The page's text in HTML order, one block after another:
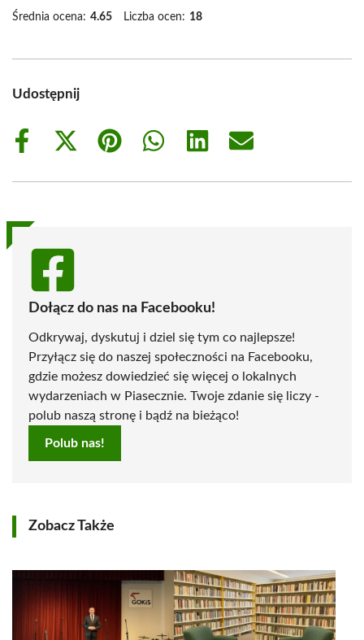
Średnia ocena: 4.65 Liczba ocen: 18
Udostępnij
Share
Share
(Twitter)
Share
Share
Share
Share
Dołącz do nas na Facebooku!
Odkrywaj, dyskutuj i dziel się tym co najlepsze!
Przyłącz się do naszej społeczności na Facebooku,
gdzie możesz dowiedzieć się więcej o lokalnych
wydarzeniach w Piasecznie. Twoje zdanie się liczy -
polub naszą stronę i bądź na bieżąco!
Polub nas!
Zobacz Także